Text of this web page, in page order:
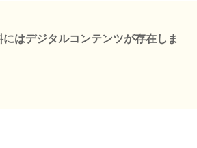
にはデジタルコンテンツが存在しま